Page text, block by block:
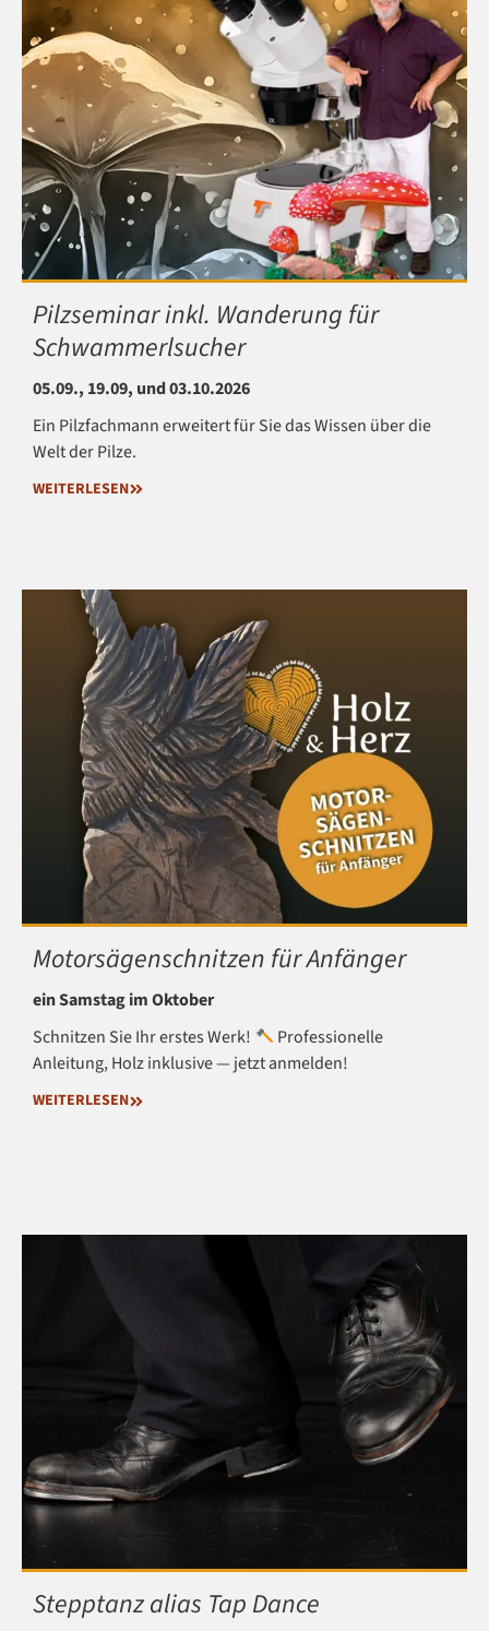
Pilzseminar inkl. Wanderung für
Schwammerlsucher
05.09., 19.09, und 03.10.2026
Ein Pilzfachmann erweitert für Sie das Wissen über die
Welt der Pilze.
WEITERLESEN
Motorsägenschnitzen für Anfänger
ein Samstag im Oktober
Schnitzen Sie Ihr erstes Werk!
Professionelle
Anleitung, Holz inklusive — jetzt anmelden!
WEITERLESEN
Stepptanz alias Tap Dance